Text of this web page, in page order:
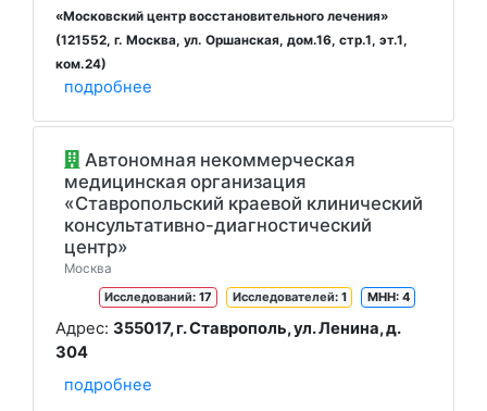
«Московский центр восстановительного лечения»
(121552, г. Москва, ул. Оршанская, дом.16, стр.1, эт.1,
ком.24)
подробнее
Автономная некоммерческая
медицинская организация
«Ставропольский краевой клинический
консультативно-диагностический
центр»
Москва
МНН: 4
Исследователей: 1
Исследований: 17
Адрес: 355017, г. Ставрополь, ул. Ленина, д.
304
подробнее